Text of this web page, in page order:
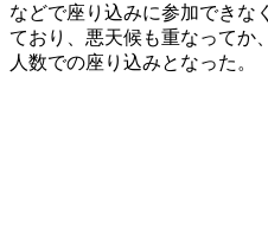
などで座り込みに参加できな
ており、悪天候も重なってか
人数での座り込みとなった。